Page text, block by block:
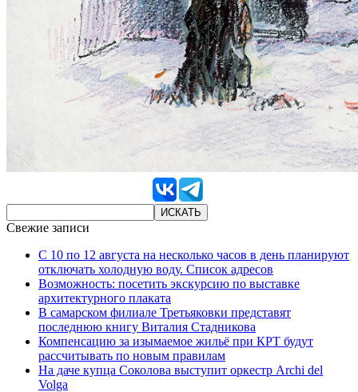
Свежие записи
С 10 по 12 августа на несколько часов в день планируют
отключать холодную воду. Список адресов
Возможность: посетить экскурсию по выставке
архитектурного плаката
В самарском филиале Третьяковки представят
последнюю книгу Виталия Стадникова
Компенсацию за изымаемое жильё при КРТ будут
рассчитывать по новым правилам
На даче купца Соколова выступит оркестр Archi del
Volga